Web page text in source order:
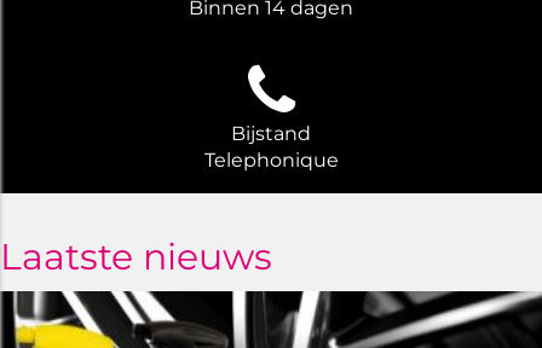
Binnen 14 dagen
Bijstand
Telephonique
Laatste nieuws